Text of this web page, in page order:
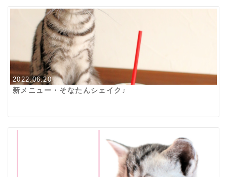
2022.06.20
新メニュー・そなたんシェイク♪